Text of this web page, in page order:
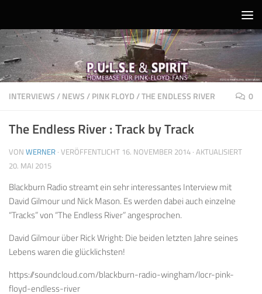
INTERVIEWS/NEWS/PINK FLOYD/THE ENDLESS RIVER 0
The Endless River : Track by Track
VON WERNER · VERÖFFENTLICHT 16. NOVEMBER 2014 · AKTUALISIERT
20. MAI 2015
Blackburn Radio streamt ein sehr interessantes Interview mit
David Gilmour und Nick Mason. Es werden dabei auch einzelne
“Tracks” von “The Endless River” angesprochen.
David Gilmour über Rick Wright: Die beiden letzten Jahre seines
Lebens waren die glücklichsten!
https://soundcloud.com/blackburn-radio-wingham/locr-pink-
floyd-endless-river